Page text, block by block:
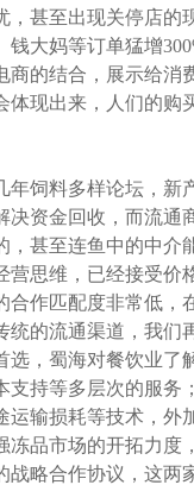
甚至出现关停店的
大妈等订单猛增
商的结合，展示给
体现出来，人们的购
年饲料多样论坛，
决资金回收，而流通
，甚至连鱼中的中
营思维，已经接受
合作匹配度非常低，
统的流通渠道，我
选，蜀海对餐饮业了
支持等多层次的服
运输损耗等技术，
品市场的开拓力度
战略合作协议，这